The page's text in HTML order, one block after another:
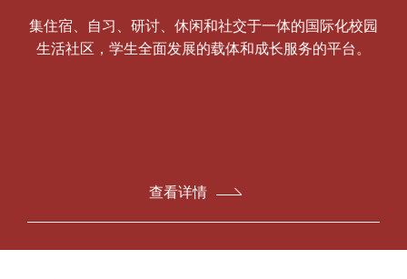
集住宿、自习、研讨、休闲和社交于一体的国际化校园
生活社区，学生全面发展的载体和成长服务的平台。
查看详情